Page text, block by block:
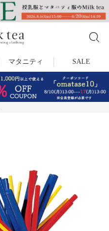
マタニティ SALE